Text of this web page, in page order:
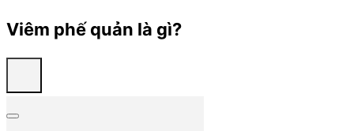
Viêm phế quản là gì?